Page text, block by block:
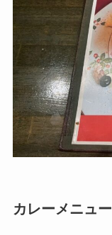
カレーメニュー